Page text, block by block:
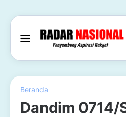
Beranda
Dandim 0714/